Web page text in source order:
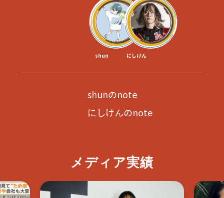
shun にしけん
shunのnote
にしけんのnote
メディア実績